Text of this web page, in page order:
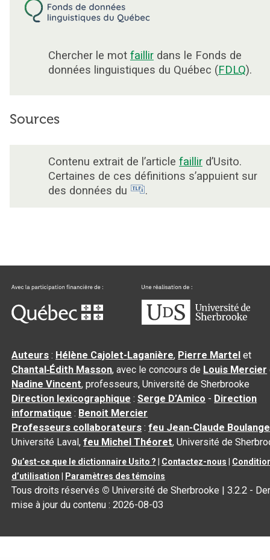
Chercher le mot faillir dans le Fonds de
données linguistiques du Québec (FDLQ).
Sources
Contenu extrait de l’article faillir d’Usito.
Certaines de ces définitions s’appuient sur
des données du
.
Auteurs : Hélène Cajolet-Laganière, Pierre Martel et
Chantal‑Édith Masson, avec le concours de Louis Mercier
Nadine Vincent, professeurs, Université de Sherbrooke
Direction lexicographique :Serge D’Amico - Direction
informatique : Benoit Mercier
Professeurs collaborateurs :feu Jean-Claude
Université Laval,feu Michel Théoret, Université de
Qu’est-ce que le dictionnaire Usito ? Contactez-nous
d’utilisation
Paramètres des témoins
Tous droits réservés © Université de Sherbrooke |3.2.2 -
mise à jour du contenu :2026-08-03